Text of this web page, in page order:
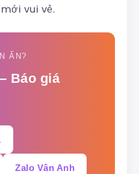
vui vẻ.
ẤN?
Báo giá
Zalo Vân Anh